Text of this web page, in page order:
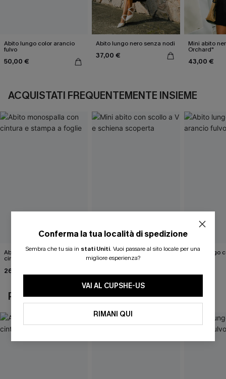
Abito lungo color arancio
fulvo
50,00 €
Abito lungo nero senza nodi
37,00 €
Mini abito
Orchard"
43,00 €
ACQUISTATI FREQUENTEMENTE INSIEME
Abito monospalla con
cintura e stampa a foglie
26,90 €
Mini abito con scollo a V e
schiena scoperta
Abito lungo
POTREBBE INTERESSARTI ANCHE
Conferma la tua località di spedizione
Sembra che tu sia in stati Uniti. Vuoi passare al sito locale per una
migliore esperienza?
VAI AL CUPSHE-US
RIMANI QUI